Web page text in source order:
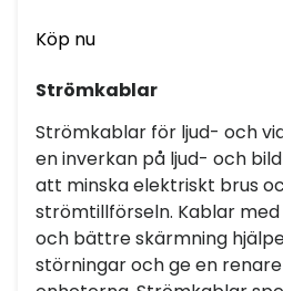
Köp nu
Strömkablar
Strömkablar för ljud- och
en inverkan på ljud- och
att minska elektriskt brus
strömtillförseln. Kablar
och bättre skärmning
störningar och ge en